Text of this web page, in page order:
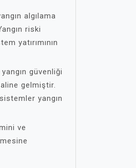
algılama
riski
yatırımının
güvenliği
gelmiştir.
yangın
ve